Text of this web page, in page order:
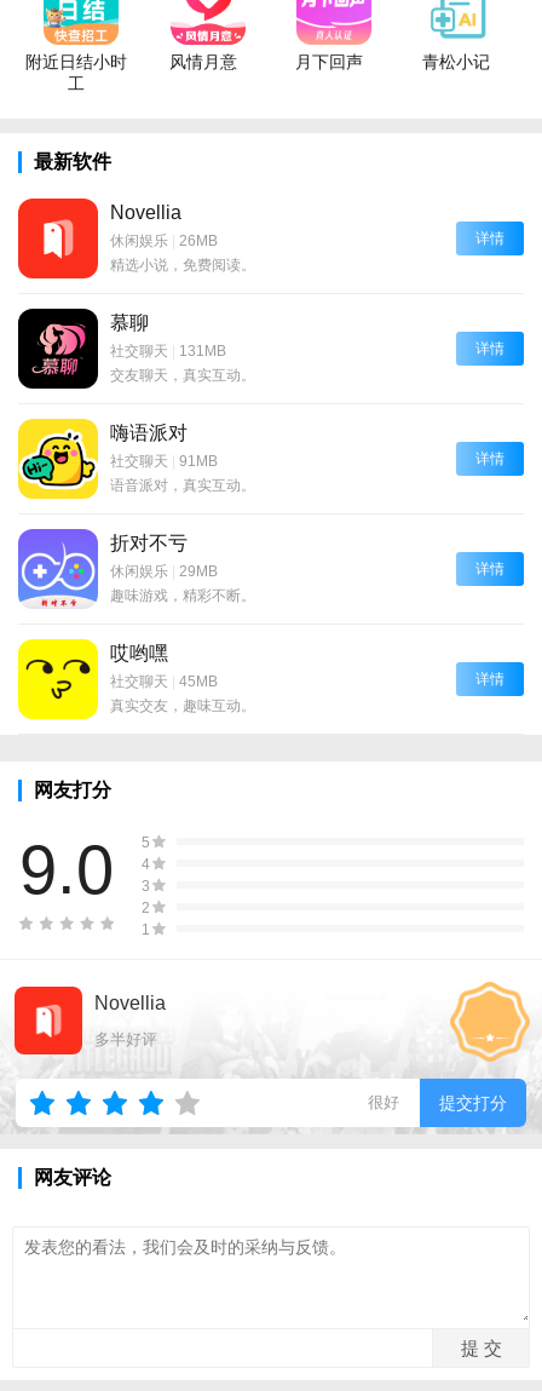
附近日结小时
工
风情月意 月下回声 青松小记
最新软件
Novellia
休闲娱乐 | 26MB
精选小说，免费阅读。
详情
慕聊
社交聊天 | 131MB
交友聊天，真实互动。
详情
嗨语派对
社交聊天 | 91MB
语音派对，真实互动。
详情
折对不亏
休闲娱乐 | 29MB
趣味游戏，精彩不断。
详情
哎哟嘿
社交聊天 | 45MB
真实交友，趣味互动。
详情
网友打分
9.0
5
4
3
2
1
Novellia
多半好评
很好 提交打分
网友评论